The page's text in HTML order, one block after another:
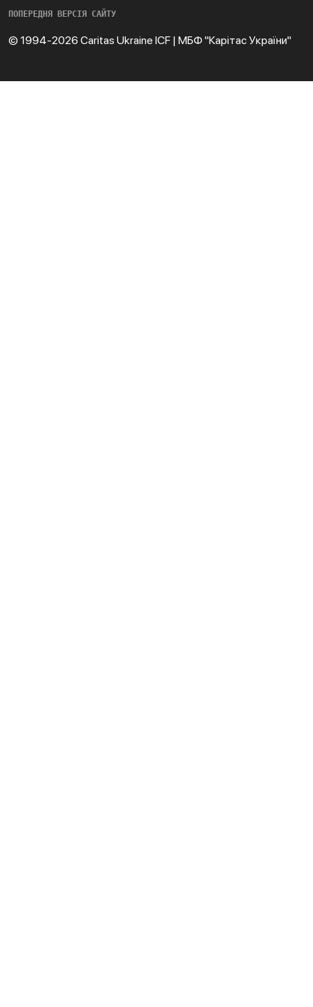
ПОПЕРЕДНЯ ВЕРСІЯ САЙТУ
© 1994-2026 Caritas Ukraine ICF | МБФ "Карітас України"